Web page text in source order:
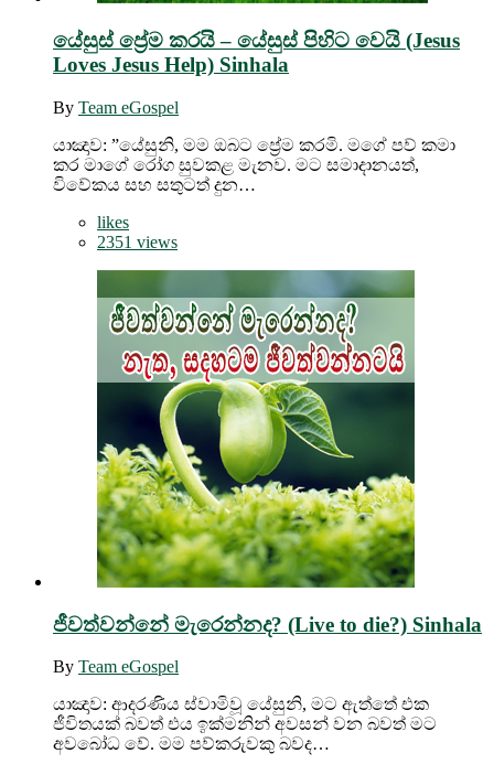
යේසුස් ප්‍රේම කරයි – යේසුස් පිහිට වෙයි (Jesus
Loves Jesus Help) Sinhala
By Team eGospel
යාඤාව: ”යේසුනි, මම ඔබට ප්‍රේම කරමි. මගේ පව් කමා
කර මාගේ රෝග සුවකළ මැනව. මට සමාදානයත්,
විවේකය සහ සතුටත් දුන…
likes
2351 views
ජීවත්වන්නේ මැරෙන්නද? (Live to die?) Sinhala
By Team eGospel
යාඤාව: ආදරණිය ස්වාමිවූ යේසුනි, මට ඇත්තේ එක
ජීවිතයක් බවත් එය ඉක්මනින් අවසන් වන බවත් මට
අවබෝධ වේ. මම පව්කරුවකු බවද…